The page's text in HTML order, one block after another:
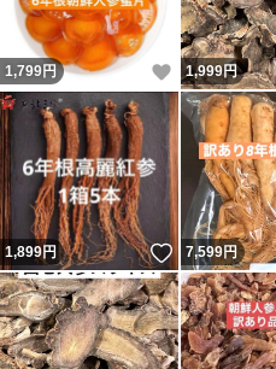
1,799円 いいね！
1,999円
1,899円 いいね！
7,599円